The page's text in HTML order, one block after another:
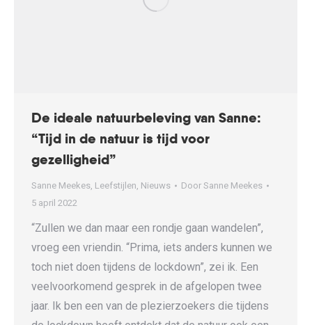
De ideale natuurbeleving van Sanne:
“Tijd in de natuur is tijd voor
gezelligheid”
Sanne Meekes, Leefstijlen, Nieuws Door Sanne Meekes
5 april 2022
“Zullen we dan maar een rondje gaan wandelen”,
vroeg een vriendin. “Prima, iets anders kunnen we
toch niet doen tijdens de lockdown”, zei ik. Een
veelvoorkomend gesprek in de afgelopen twee
jaar. Ik ben een van de plezierzoekers die tijdens